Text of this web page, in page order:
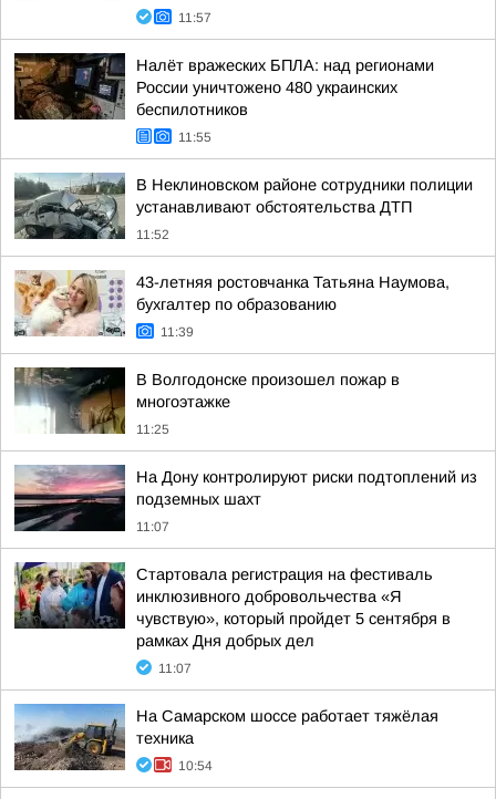
11:57
Налёт вражеских БПЛА: над регионами
России уничтожено 480 украинских
беспилотников
11:55
В Неклиновском районе сотрудники полиции
устанавливают обстоятельства ДТП
11:52
43-летняя ростовчанка Татьяна Наумова,
бухгалтер по образованию
11:39
В Волгодонске произошел пожар в
многоэтажке
11:25
На Дону контролируют риски подтоплений из
подземных шахт
11:07
Стартовала регистрация на фестиваль
инклюзивного добровольчества «Я
чувствую», который пройдет 5 сентября в
рамках Дня добрых дел
11:07
На Самарском шоссе работает тяжёлая
техника
10:54